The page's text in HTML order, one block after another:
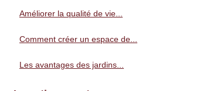
Améliorer la qualité de vie...
Comment créer un espace de...
Les avantages des jardins...